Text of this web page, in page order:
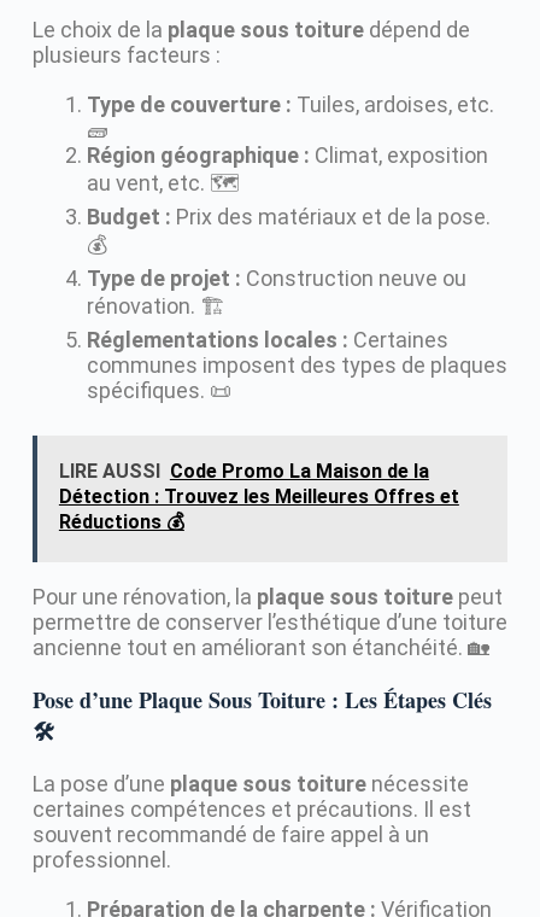
Le choix de la plaque sous toituredépend de
plusieurs facteurs :
Type de couverture : Tuiles, ardoises, etc.
🧱
Région géographique : Climat, exposition
au vent, etc. 🗺️
Budget : Prix des matériaux et de la pose.
💰
Type de projet : Construction neuve ou
rénovation. 🏗️
Réglementations locales : Certaines
communes imposent des types de plaques
spécifiques. 📜
LIRE AUSSI Code Promo La Maison de la
Détection : Trouvez les Meilleures Offres et
Réductions 💰
Pour une rénovation, la plaque sous toiturepeut
permettre de conserver l’esthétique d’une toiture
ancienne tout en améliorant son étanchéité. 🏡
Pose d’une Plaque Sous Toiture : Les Étapes Clés
🛠️
La pose d’une plaque sous toiturenécessite
certaines compétences et précautions. Il est
souvent recommandé de faire appel à un
professionnel.
Préparation de la charpente : Vérification